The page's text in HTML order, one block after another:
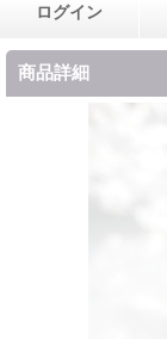
ログイン
商品詳細